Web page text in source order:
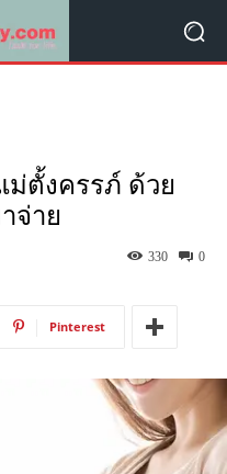
ตั้งครรภ์ ด้วย
จ่าย
0
330
Pinterest